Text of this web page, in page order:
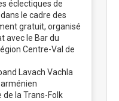
éclectiques de
le cadre des
gratuit, organisé
avec le Bar du
Centre-Val de
Lavach Vachla
arménien
de la Trans-Folk